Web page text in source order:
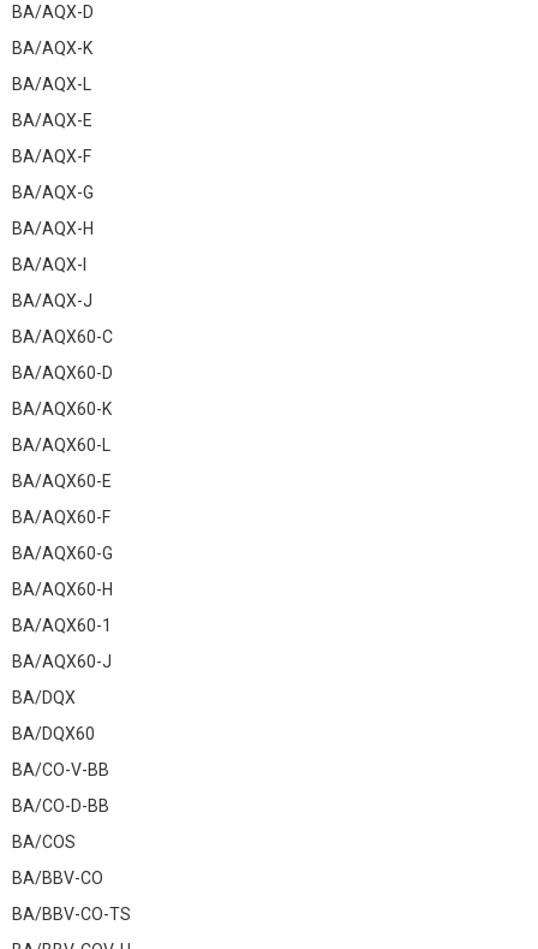
BA/AQX-D
BA/AQX-K
BA/AQX-L
BA/AQX-E
BA/AQX-F
BA/AQX-G
BA/AQX-H
BA/AQX-I
BA/AQX-J
BA/AQX60-C
BA/AQX60-D
BA/AQX60-K
BA/AQX60-L
BA/AQX60-E
BA/AQX60-F
BA/AQX60-G
BA/AQX60-H
BA/AQX60-1
BA/AQX60-J
BA/DQX
BA/DQX60
BA/CO-V-BB
BA/CO-D-BB
BA/COS
BA/BBV-CO
BA/BBV-CO-TS